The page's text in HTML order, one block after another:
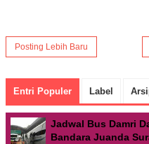
Posting Lebih Baru
Entri Populer Label
Jadwal Bus Damri
Bandara Juanda